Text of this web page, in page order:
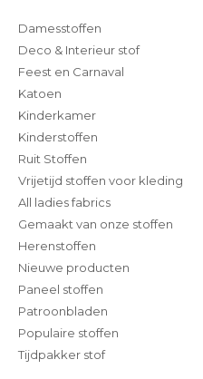
Damesstoffen
Deco & Interieur stof
Feest en Carnaval
Katoen
Kinderkamer
Kinderstoffen
Ruit Stoffen
Vrijetijd stoffen voor kleding
All ladies fabrics
Gemaakt van onze stoffen
Herenstoffen
Nieuwe producten
Paneel stoffen
Patroonbladen
Populaire stoffen
Tijdpakker stof